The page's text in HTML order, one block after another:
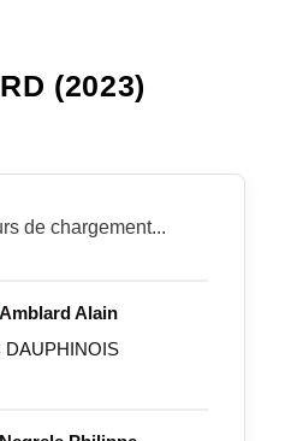
(2023)
de chargement...
Amblard Alain
DAUPHINOIS